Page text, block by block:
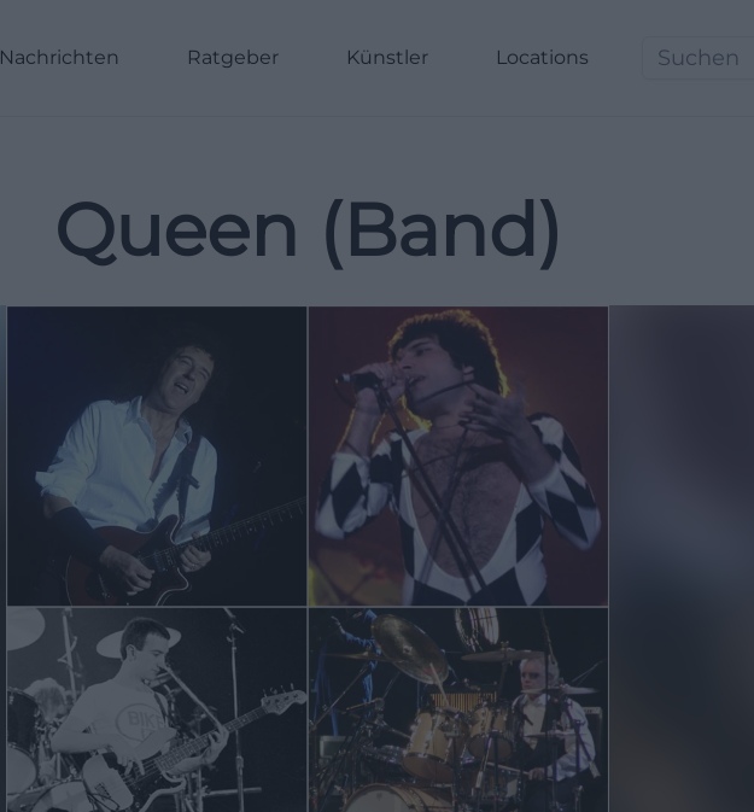
Nachrichten Ratgeber Künstler Locations
Queen (Band)